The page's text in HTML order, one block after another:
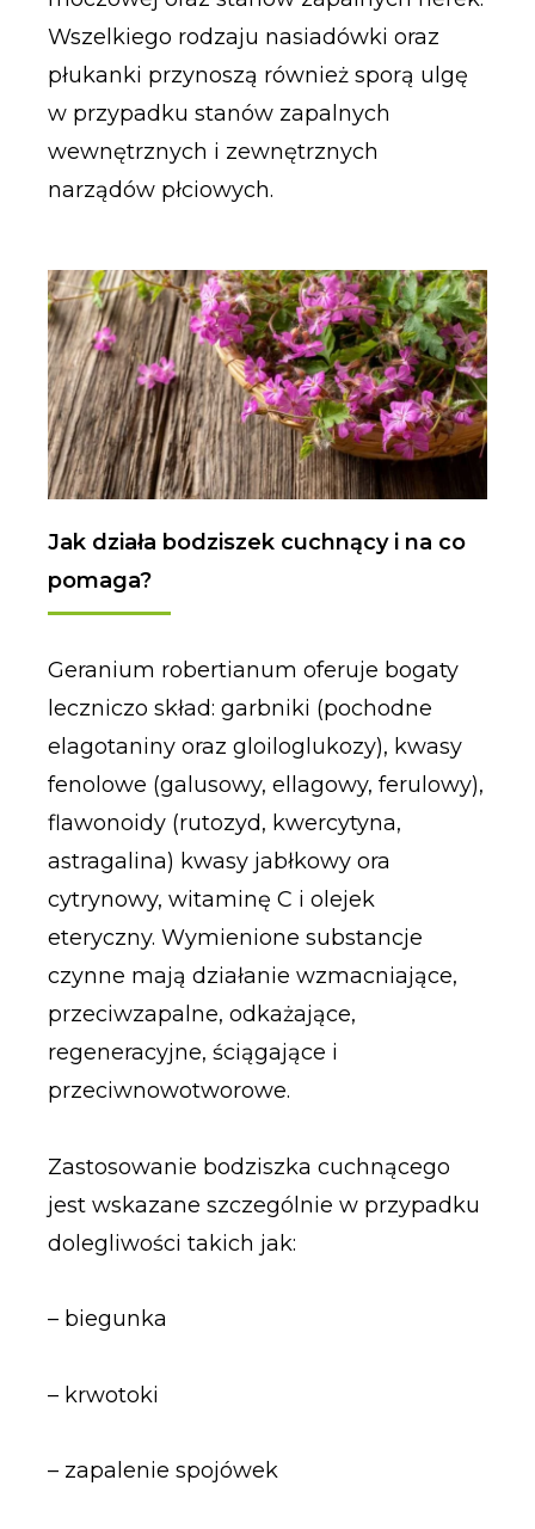
Wszelkiego rodzaju nasiadówki oraz
płukanki przynoszą również sporą ulgę
w przypadku stanów zapalnych
wewnętrznych i zewnętrznych
narządów płciowych.
Jak działa bodziszek cuchnący i na co
pomaga?
Geranium robertianum oferuje bogaty
leczniczo skład: garbniki (pochodne
elagotaniny oraz gloiloglukozy), kwasy
fenolowe (galusowy, ellagowy, ferulowy),
flawonoidy (rutozyd, kwercytyna,
astragalina) kwasy jabłkowy ora
cytrynowy, witaminę C i olejek
eteryczny. Wymienione substancje
czynne mają działanie wzmacniające,
przeciwzapalne, odkażające,
regeneracyjne, ściągające i
przeciwnowotworowe.
Zastosowanie bodziszka cuchnącego
jest wskazane szczególnie w przypadku
dolegliwości takich jak:
– biegunka
– krwotoki
– zapalenie spojówek